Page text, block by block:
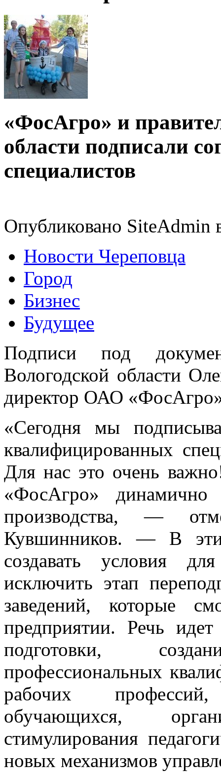
«ФосАгро» и
области подписали
специалистов
Опубликовано SiteAdmin
Новости Череповца
Город
Бизнес
Будущее
Подписи под
Вологодской области
директор ОАО
«Сегодня мы
квалифицированных
Для нас это очень
«ФосАгро» динамично
производства, —
Кувшинников. — В
создавать условия
исключить этап
заведений, которые
предприятии. Речь
подготовки,
профессиональных
рабочих
обучающихся,
стимулирования
новых механизмов